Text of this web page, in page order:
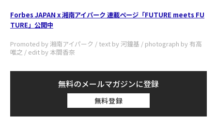
Forbes JAPAN x 湘南アイパーク 連載ページ「FUTURE meets FU
TURE」公開中
Promoted by 湘南アイパーク / text by 河鐘基 / photograph by 有高
唯之 / edit by 本間香奈
無料のメールマガジンに登録
無料登録